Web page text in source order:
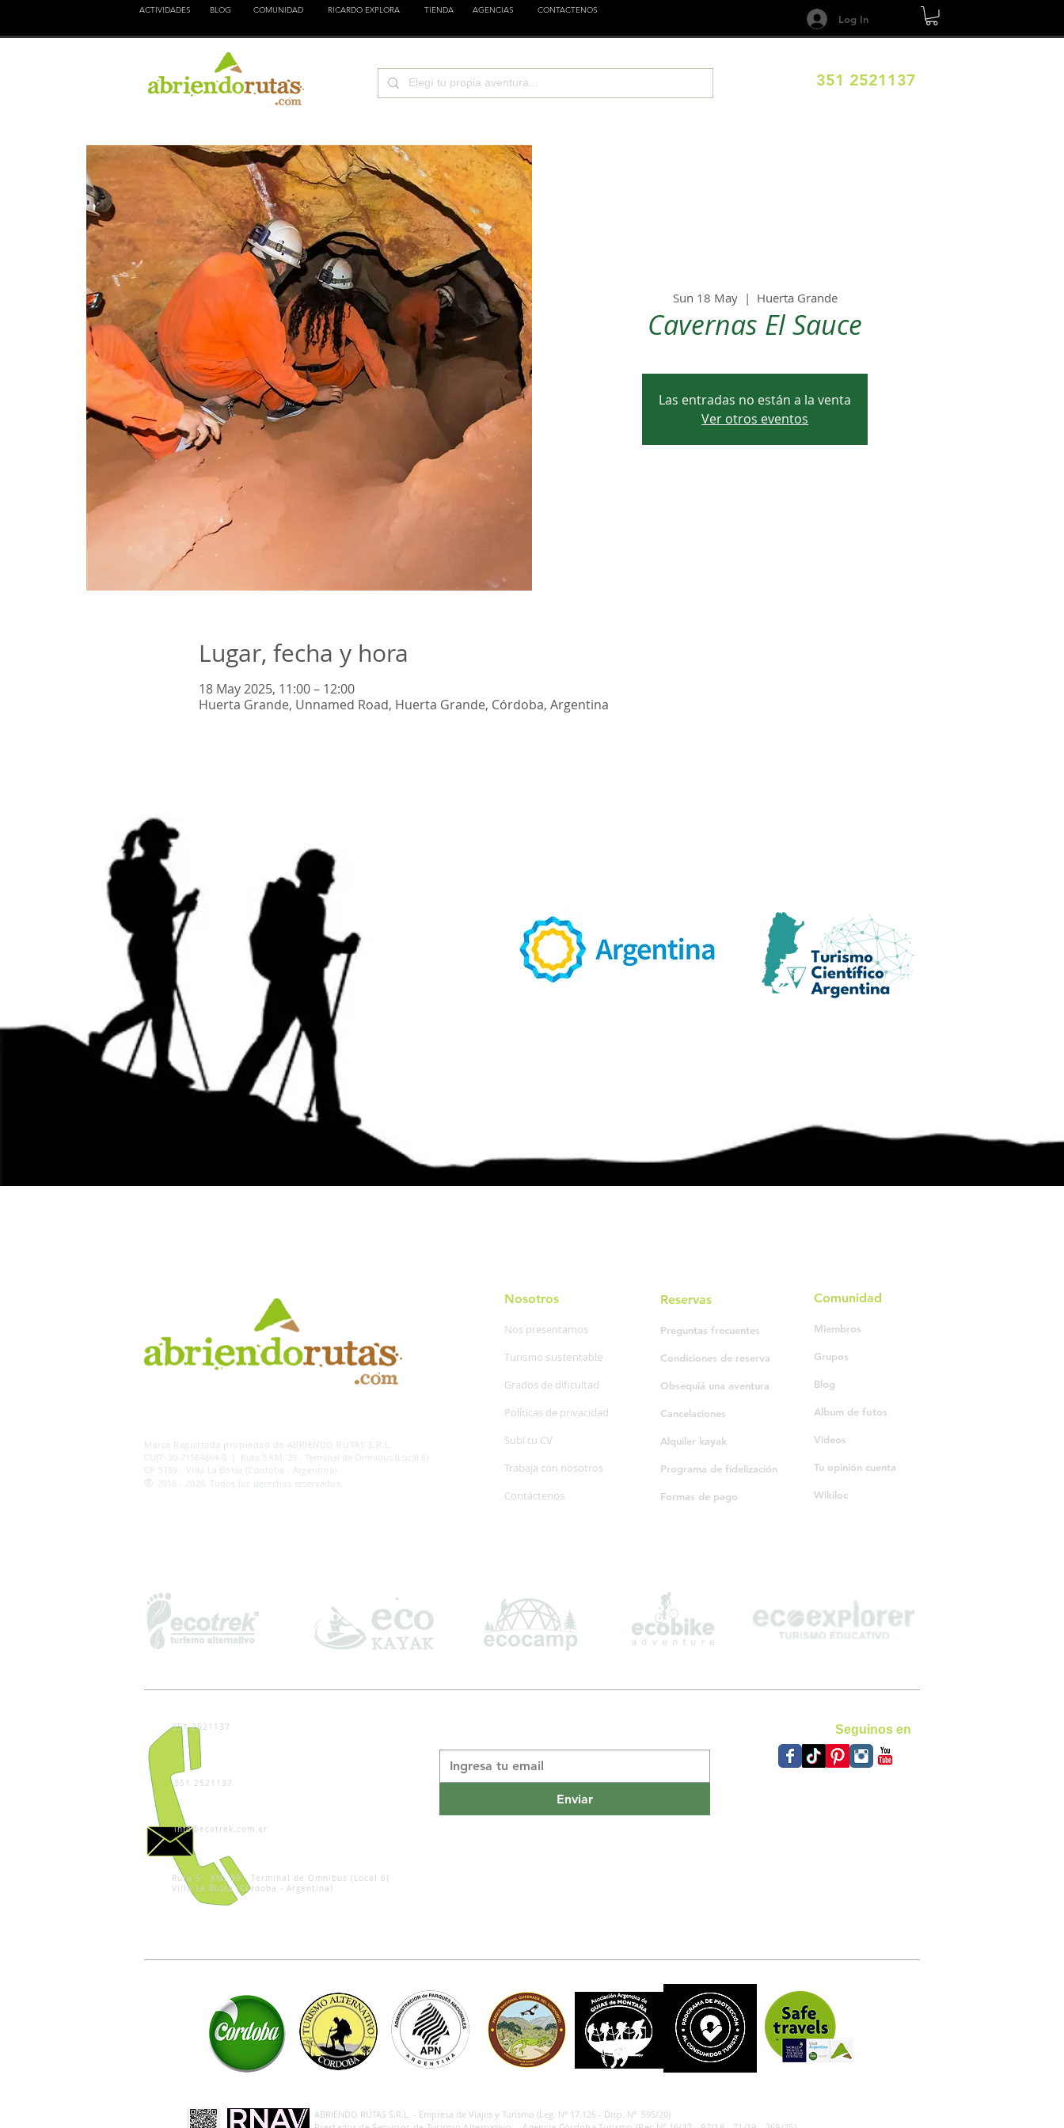
ACTIVIDADES BLOG COMUNIDAD RICARDO EXPLORA TIENDA AGENCIAS CONTACTENOS
Log In
351 2521137
Sun 18 May
  |
Huerta Grande
Cavernas El Sauce
Las entradas no están a la venta
Ver otros eventos
Lugar, fecha y hora
18 May 2025, 11:00 – 12:00
Huerta Grande, Unnamed Road, Huerta Grande, Córdoba, Argentina
Marca Registrada propiedad de ABRIENDO RUTAS S.R.L.
CUIT: 30-71564864-0 | Ruta 5 KM. 39 - Terminal de Omnibus (Local 6)
CP 5189 - Villa La Bolsa (Córdoba - Argentina)
® 2016 - 2026. Todos los derechos reservados.
Nosotros
Nos presentamos
Turismo sustentable
Grados de dificultad
Políticas de privacidad
Subí tu CV
Trabaja con nosotros
Contáctenos
Reservas
Preguntas frecuentes
Condiciones de reserva
Obsequiá una aventura
Cancelaciones
Alquiler kayak
Programa de fidelización
Formas de pago
Comunidad
Miembros
Grupos
Blog
Album de fotos
Videos
Tu opinión cuenta
Wikiloc
Seguinos en
351 2521137
351 2521137
info@ecotrek.com.ar
Ruta 5 - KM. 39 - Terminal de Omnibus (Local 6)
Villa La Bolsa (Córdoba - Argentina)
Enviar
ABRIENDO RUTAS S.R.L. - Empresa de Viajes y Turismo (Leg. Nº 17.126 - Disp. Nº 595/20)